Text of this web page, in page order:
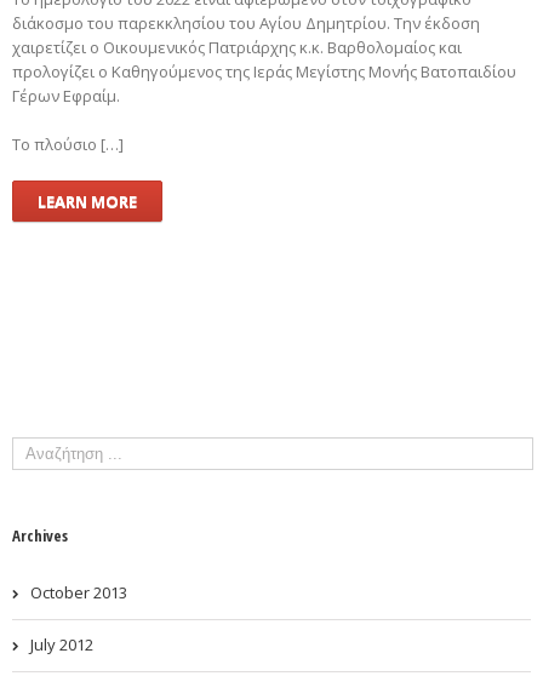
διάκοσμο του παρεκκλησίου του Αγίου Δημητρίου. Την έκδοση
χαιρετίζει ο Οικουμενικός Πατριάρχης κ.κ. Βαρθολομαίος και
προλογίζει ο Καθηγούμενος της Ιεράς Μεγίστης Μονής Βατοπαιδίου
Γέρων Εφραίμ.
Το πλούσιο […]
LEARN MORE
Archives
October 2013
July 2012